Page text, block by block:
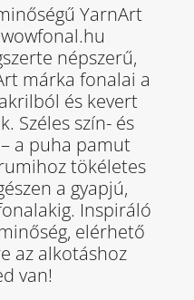
YarnArt
népszerű,
márka fonalai a
és kevert
Széles szín- és
a puha pamut
tökéletes
a gyapjú,
Inspiráló
elérhető
az alkotáshoz
van!